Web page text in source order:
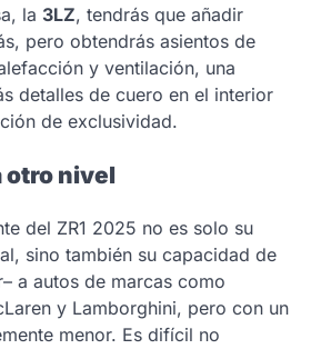
la 3LZ, tendrás que añadir
pero obtendrás asientos de
y ventilación, una
detalles de cuero en el interior
de exclusividad.
otro nivel
del ZR1 2025 no es solo su
sino también su capacidad de
a autos de marcas como
y Lamborghini, pero con un
menor. Es difícil no